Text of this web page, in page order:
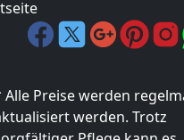
Alle Preise werden
werden. Trotz